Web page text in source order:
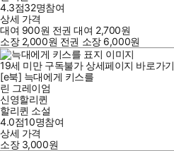
4.3점32명참여
상세 가격
대여 900원 전권 대여 2,700원
소장 2,000원 전권 소장 6,000원
19세 미만 구독불가 상세페이지 바로가기
[e북] 늑대에게 키스를
린 그레이엄
신영할리퀸
할리퀸 소설
4.0점10명참여
상세 가격
소장 3,000원